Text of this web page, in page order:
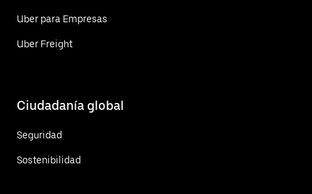
Uber para Empresas
Uber Freight
Ciudadanía global
Seguridad
Sostenibilidad